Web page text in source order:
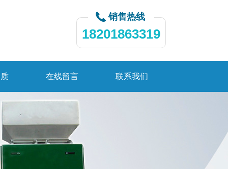
销售热线
18201863319
在线留言 联系我们